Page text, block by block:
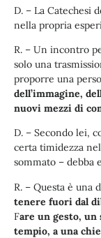
D. – La Catechesi
nella propria
R. – Un incontro
solo una
proporre una
dell’immagine,
nuovi mezzi di
D. – Secondo lei,
certa timidezza
sommato – debba
R. – Questa è una
tenere fuori dal
Fare un gesto, un
tempio, a una